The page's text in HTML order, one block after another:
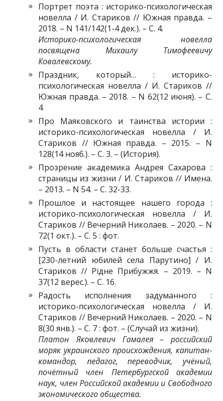
Портрет поэта : историко-психологическая
новелла / И. Стариков // Южная правда. –
2018. – N 141/142(1-4 дек.). – С. 4.
Историко-психологическая новелла
посвящена Михаилу Тимофеевичу
Ковалевскому.
Праздник, который… : историко-
психологическая новелла / И. Стариков //
Южная правда. – 2018. – N 62(12 июня). – С.
4
Про Маяковского и таинства истории :
историко-психологическая новелла / И.
Стариков // Южная правда. – 2015. – N
128(14 нояб.). – С. 3. – (История).
Прозрение академика Андрея Сахарова :
страницы из жизни / И. Стариков // Имена.
– 2013. – N 54. – С. 32-33.
Прошлое и настоящее нашего города :
историко-психологическая новелла / И.
Стариков // Вечерний Николаев. – 2020. – N
72(1 окт.). – С. 5 : фот.
Пусть в области станет больше счастья :
[230-летний юбилей села Парутино] / И.
Стариков // Рідне Прибужжя. – 2019. – N
37(12 верес.). – С. 16.
Радость исполнения задуманного :
историко-психологическая новелла / И.
Стариков // Вечерний Николаев. – 2020. – N
8(30 янв.). – С. 7 : фот. – (Случай из жизни).
Платон Яковлевич Гамалея – российский
моряк украинского происхождения, капитан-
командор, педагог, переводчик, учёный,
почётный член Петербургской академии
наук, член Российской академии и Свободного
экономического общества.